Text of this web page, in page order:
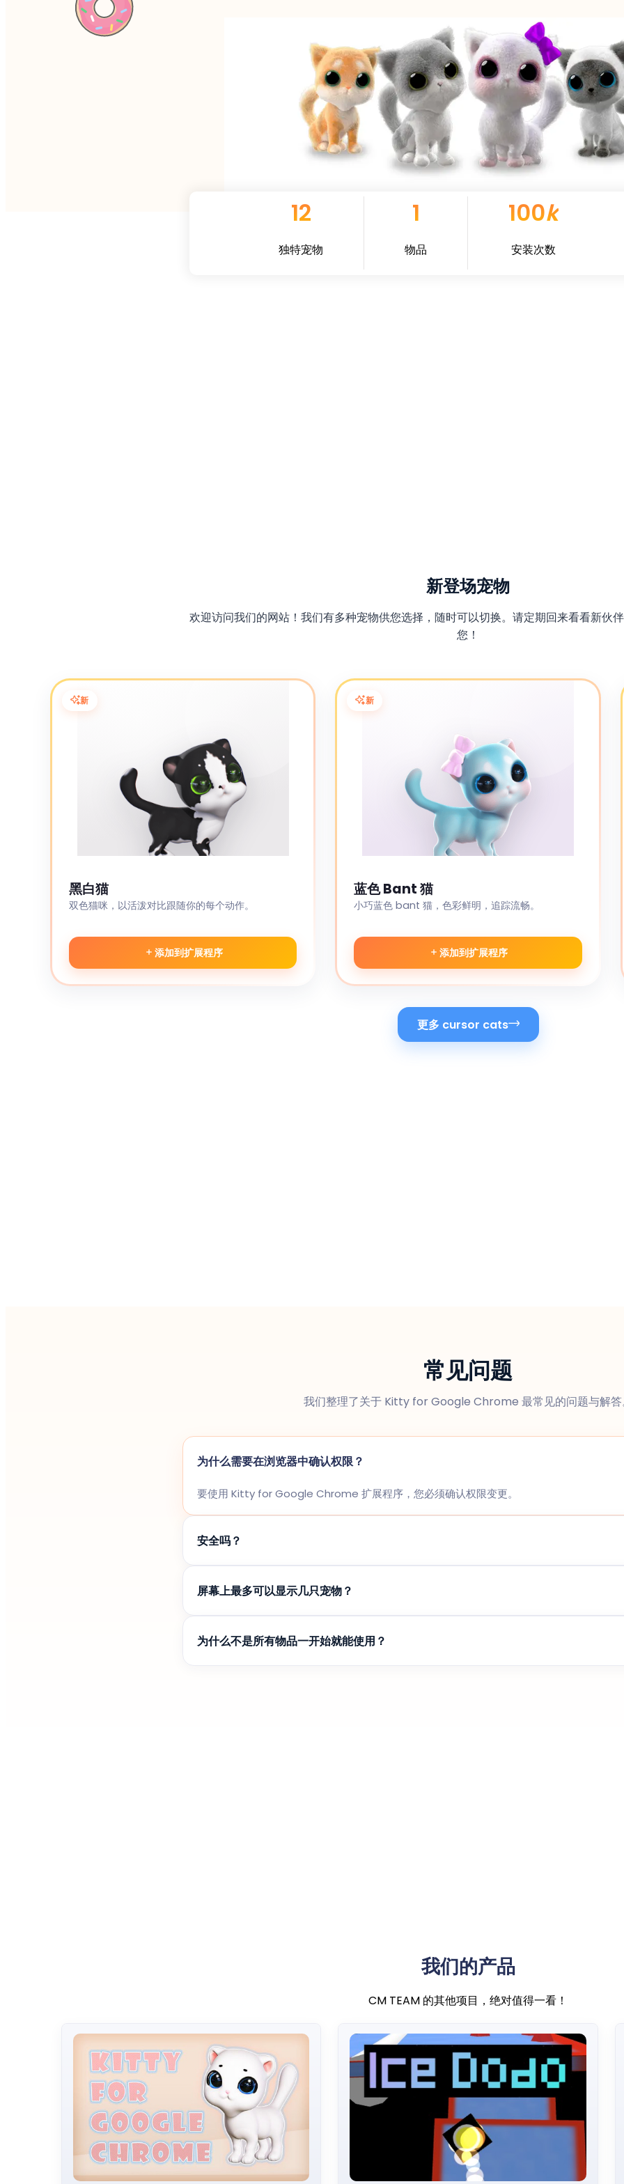
12
独特宠物
1
物品
100k
安装次数
新登场宠物
欢迎访问我们的网站！我们有多种宠物供您选择，随时可以切换。请定期回来看看新伙
您！
新
黑白猫
双色猫咪，以活泼对比跟随你的每个动作。
添加到扩展程序
新
蓝色 Bant 猫
小巧蓝色 bant 猫，色彩鲜明，追踪流畅。
添加到扩展程序
更多 cursor cats
常见问题
我们整理了关于 Kitty for Google Chrome 最常见的问题与解答
为什么需要在浏览器中确认权限？
要使用 Kitty for Google Chrome 扩展程序，您必须确认权限变更。
安全吗？
屏幕上最多可以显示几只宠物？
为什么不是所有物品一开始就能使用？
我们的产品
CM TEAM 的其他项目，绝对值得一看！